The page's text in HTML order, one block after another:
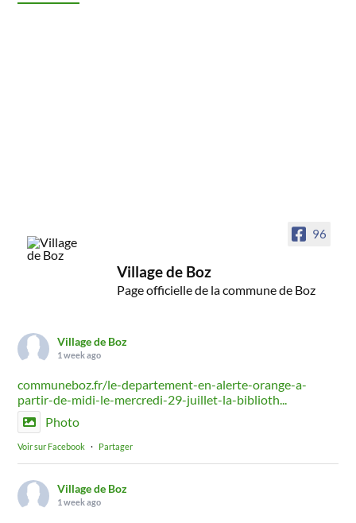
96
Village de Boz
Page officielle de la commune de Boz
Village de Boz
1 week ago
communeboz.fr/le-departement-en-alerte-orange-a-
partir-de-midi-le-mercredi-29-juillet-la-biblioth...
Photo
Voir sur Facebook · Partager
Village de Boz
1 week ago